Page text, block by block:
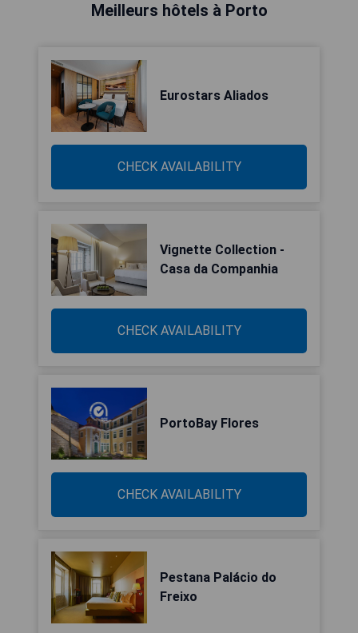
Meilleurs hôtels à Porto
Eurostars Aliados
CHECK AVAILABILITY
Vignette Collection -
Casa da Companhia
CHECK AVAILABILITY
PortoBay Flores
CHECK AVAILABILITY
Pestana Palácio do
Freixo